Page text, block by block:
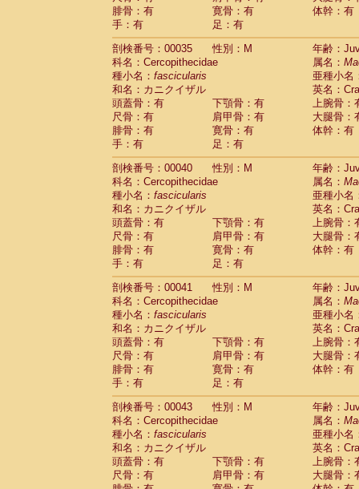
Atelidae Atelesspp.
Atelidae Lagothrix lagothricha
AtelidaeLagothrix lagothricha cana(0)
Pitheciidae
Cacajao calvus
PitheciidaeCallicebus cupreus(0)
Pitheciidae Callicebus donacophilus(0)
Pitheciidae Callicebus moloch(0)
Pitheciidae Callicebus torquatus(0)
Pitheciidae Callicebus
Pitheciidae Chiropotes satanas
Pitheciidae Pithecia monachus
Pitheciidae Pithecia pithecia (0)
Cercopithecidae Cercocebus agilis (0)
Cercopithecidae
Cercocebus
Cercopithecidae
Cercocebus
CercopithecidaeCercocebus
CercopithecidaeCercocebus
CercopithecidaeCercocebus hybrid(0)
CercopithecidaeCercocebus
CercopithecidaeLophocebus
Cercopithecidae
(0)
Cercopithecidae Papio cynocephalus
Cercopithecidae Papio hamadryas(0)
CercopithecidaePapio papio
CercopithecidaePapio
CercopithecidaeMandrillus
CercopithecidaeMandrillus sphinx
CercopithecidaeTheropithecus
CercopithecidaeMacaca arctoides(1)
Cercopithecidae Macaca assamensis
Cercopithecidae
Macaca
CercopithecidaeMacaca cyclopis (6)
CercopithecidaeMacaca fascicularis
CercopithecidaeMacaca fuscaca
腓骨：有
寛骨：有
体幹：有
手：有
足：有
剖検番号：00035
性別：M
年齢：
科名：Cercopithecidae
属名：
種小名： fascicularis
亜種小名
和名：カニクイザル
英名：
頭蓋骨：有
下顎骨：有
上腕骨：
尺骨：有
肩甲骨：有
大腿骨：
腓骨：有
寛骨：有
体幹：有
手：有
足：有
剖検番号：00040
性別：M
年齢：
科名：Cercopithecidae
属名：
種小名： fascicularis
亜種小名
和名：カニクイザル
英名：
頭蓋骨：有
下顎骨：有
上腕骨：
尺骨：有
肩甲骨：有
大腿骨：
腓骨：有
寛骨：有
体幹：有
手：有
足：有
剖検番号：00041
性別：M
年齢：
科名：Cercopithecidae
属名：
種小名： fascicularis
亜種小名
和名：カニクイザル
英名：
頭蓋骨：有
下顎骨：有
上腕骨：
尺骨：有
肩甲骨：有
大腿骨：
腓骨：有
寛骨：有
体幹：有
手：有
足：有
剖検番号：00043
性別：M
年齢：
科名：Cercopithecidae
属名：
種小名： fascicularis
亜種小名
和名：カニクイザル
英名：
頭蓋骨：有
下顎骨：有
上腕骨：
尺骨：有
肩甲骨：有
大腿骨：